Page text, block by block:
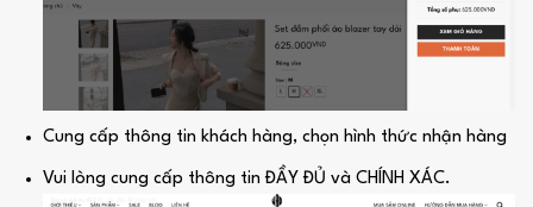
Cung cấp thông tin khách hàng, chọn hình thức nhận hàng
Vui lòng cung cấp thông tin ĐẦY ĐỦ và CHÍNH XÁC.